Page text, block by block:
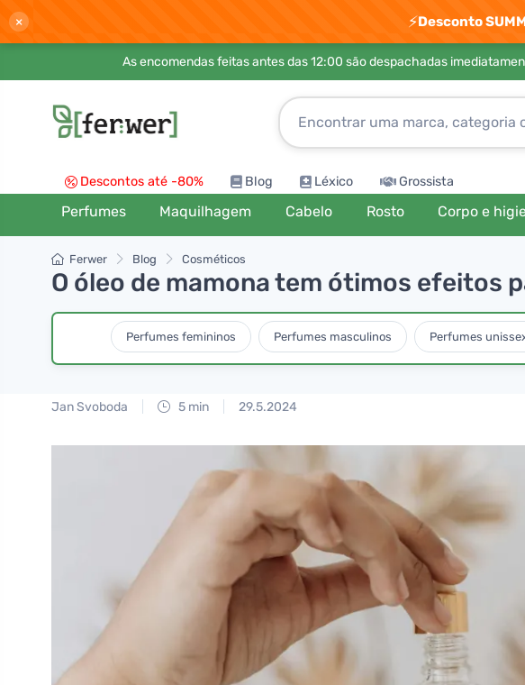
× ⚡Desconto
As encomendas feitas antes das 12:00 são despachadas
Descontos até -80% Blog Léxico Grossista
Perfumes Maquilhagem Cabelo Rosto Corpo e
Ferwer Blog Cosméticos
O óleo de mamona tem ótimos efeitos
Perfumes femininos Perfumes masculinos Perfumes
Jan Svoboda 5 min 29.5.2024